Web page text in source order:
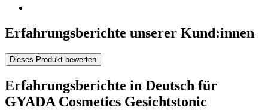
Erfahrungsberichte unserer Kund:innen
Dieses Produkt bewerten
Erfahrungsberichte in Deutsch für
GYADA Cosmetics Gesichtstonic